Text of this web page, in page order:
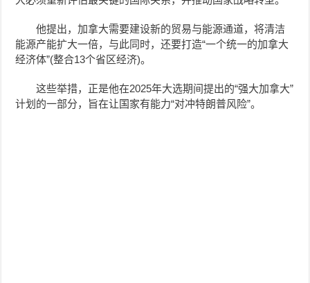
他提出，加拿大需要建设新的贸易与能源通道，将清洁
能源产能扩大一倍，与此同时，还要打造“一个统一的加拿大
经济体”(整合13个省区经济)。
这些举措，正是他在2025年大选期间提出的“强大加拿大”
计划的一部分，旨在让国家有能力“对冲特朗普风险”。